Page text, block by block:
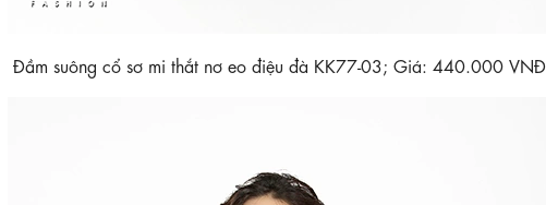
Đầm suông cổ sơ mi thắt nơ eo điệu đà KK77-03; Giá: 440.000 VNĐ